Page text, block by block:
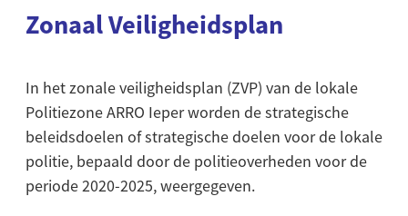
Zonaal Veiligheidsplan
In het zonale veiligheidsplan (ZVP) van de lokale
Politiezone ARRO Ieper worden de strategische
beleidsdoelen of strategische doelen voor de lokale
politie, bepaald door de politieoverheden voor de
periode 2020-2025, weergegeven.